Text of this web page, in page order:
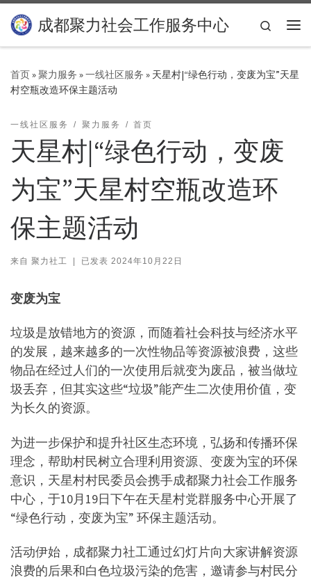
Skip to content
成都聚力社会工作服务中心
Search
首页»聚力服务 »一线社区服务 » 天星村|“绿色行动，变废为宝”天星
村空瓶改造环保主题活动
一线社区服务 聚力服务 首页
天星村|“绿色行动，变废
为宝”天星村空瓶改造环
保主题活动
来自 聚力社工 | 已发表 2024年10月22日
变废为宝
垃圾是放错地方的资源，而随着社会科技与经济水平
的发展，越来越多的一次性物品等资源被浪费，这些
物品在经过人们的一次使用后就变为废品，被当做垃
圾丢弃，但其实这些“垃圾”能产生二次使用价值，变
为长久的资源。
为进一步保护和提升社区生态环境，弘扬和传播环保
理念，帮助村民树立合理利用资源、变废为宝的环保
意识，天星村村民委员会携手成都聚力社会工作服务
中心，于10月19日下午在天星村党群服务中心开展了
“绿色行动，变废为宝” 环保主题活动。
活动伊始，成都聚力社工通过幻灯片向大家讲解资源
浪费的后果和白色垃圾污染的危害，邀请参与村民分